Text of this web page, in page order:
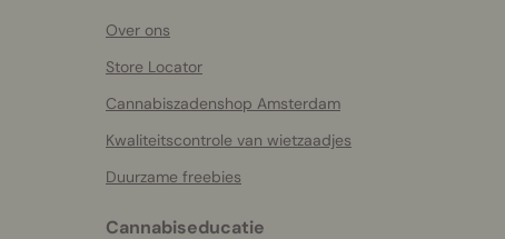
Over ons
Store Locator
Cannabiszadenshop Amsterdam
Kwaliteitscontrole van wietzaadjes
Duurzame freebies
Cannabiseducatie